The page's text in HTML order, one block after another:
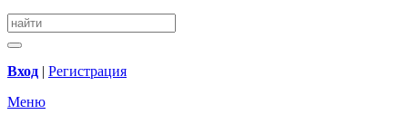
Вход | Регистрация
Меню